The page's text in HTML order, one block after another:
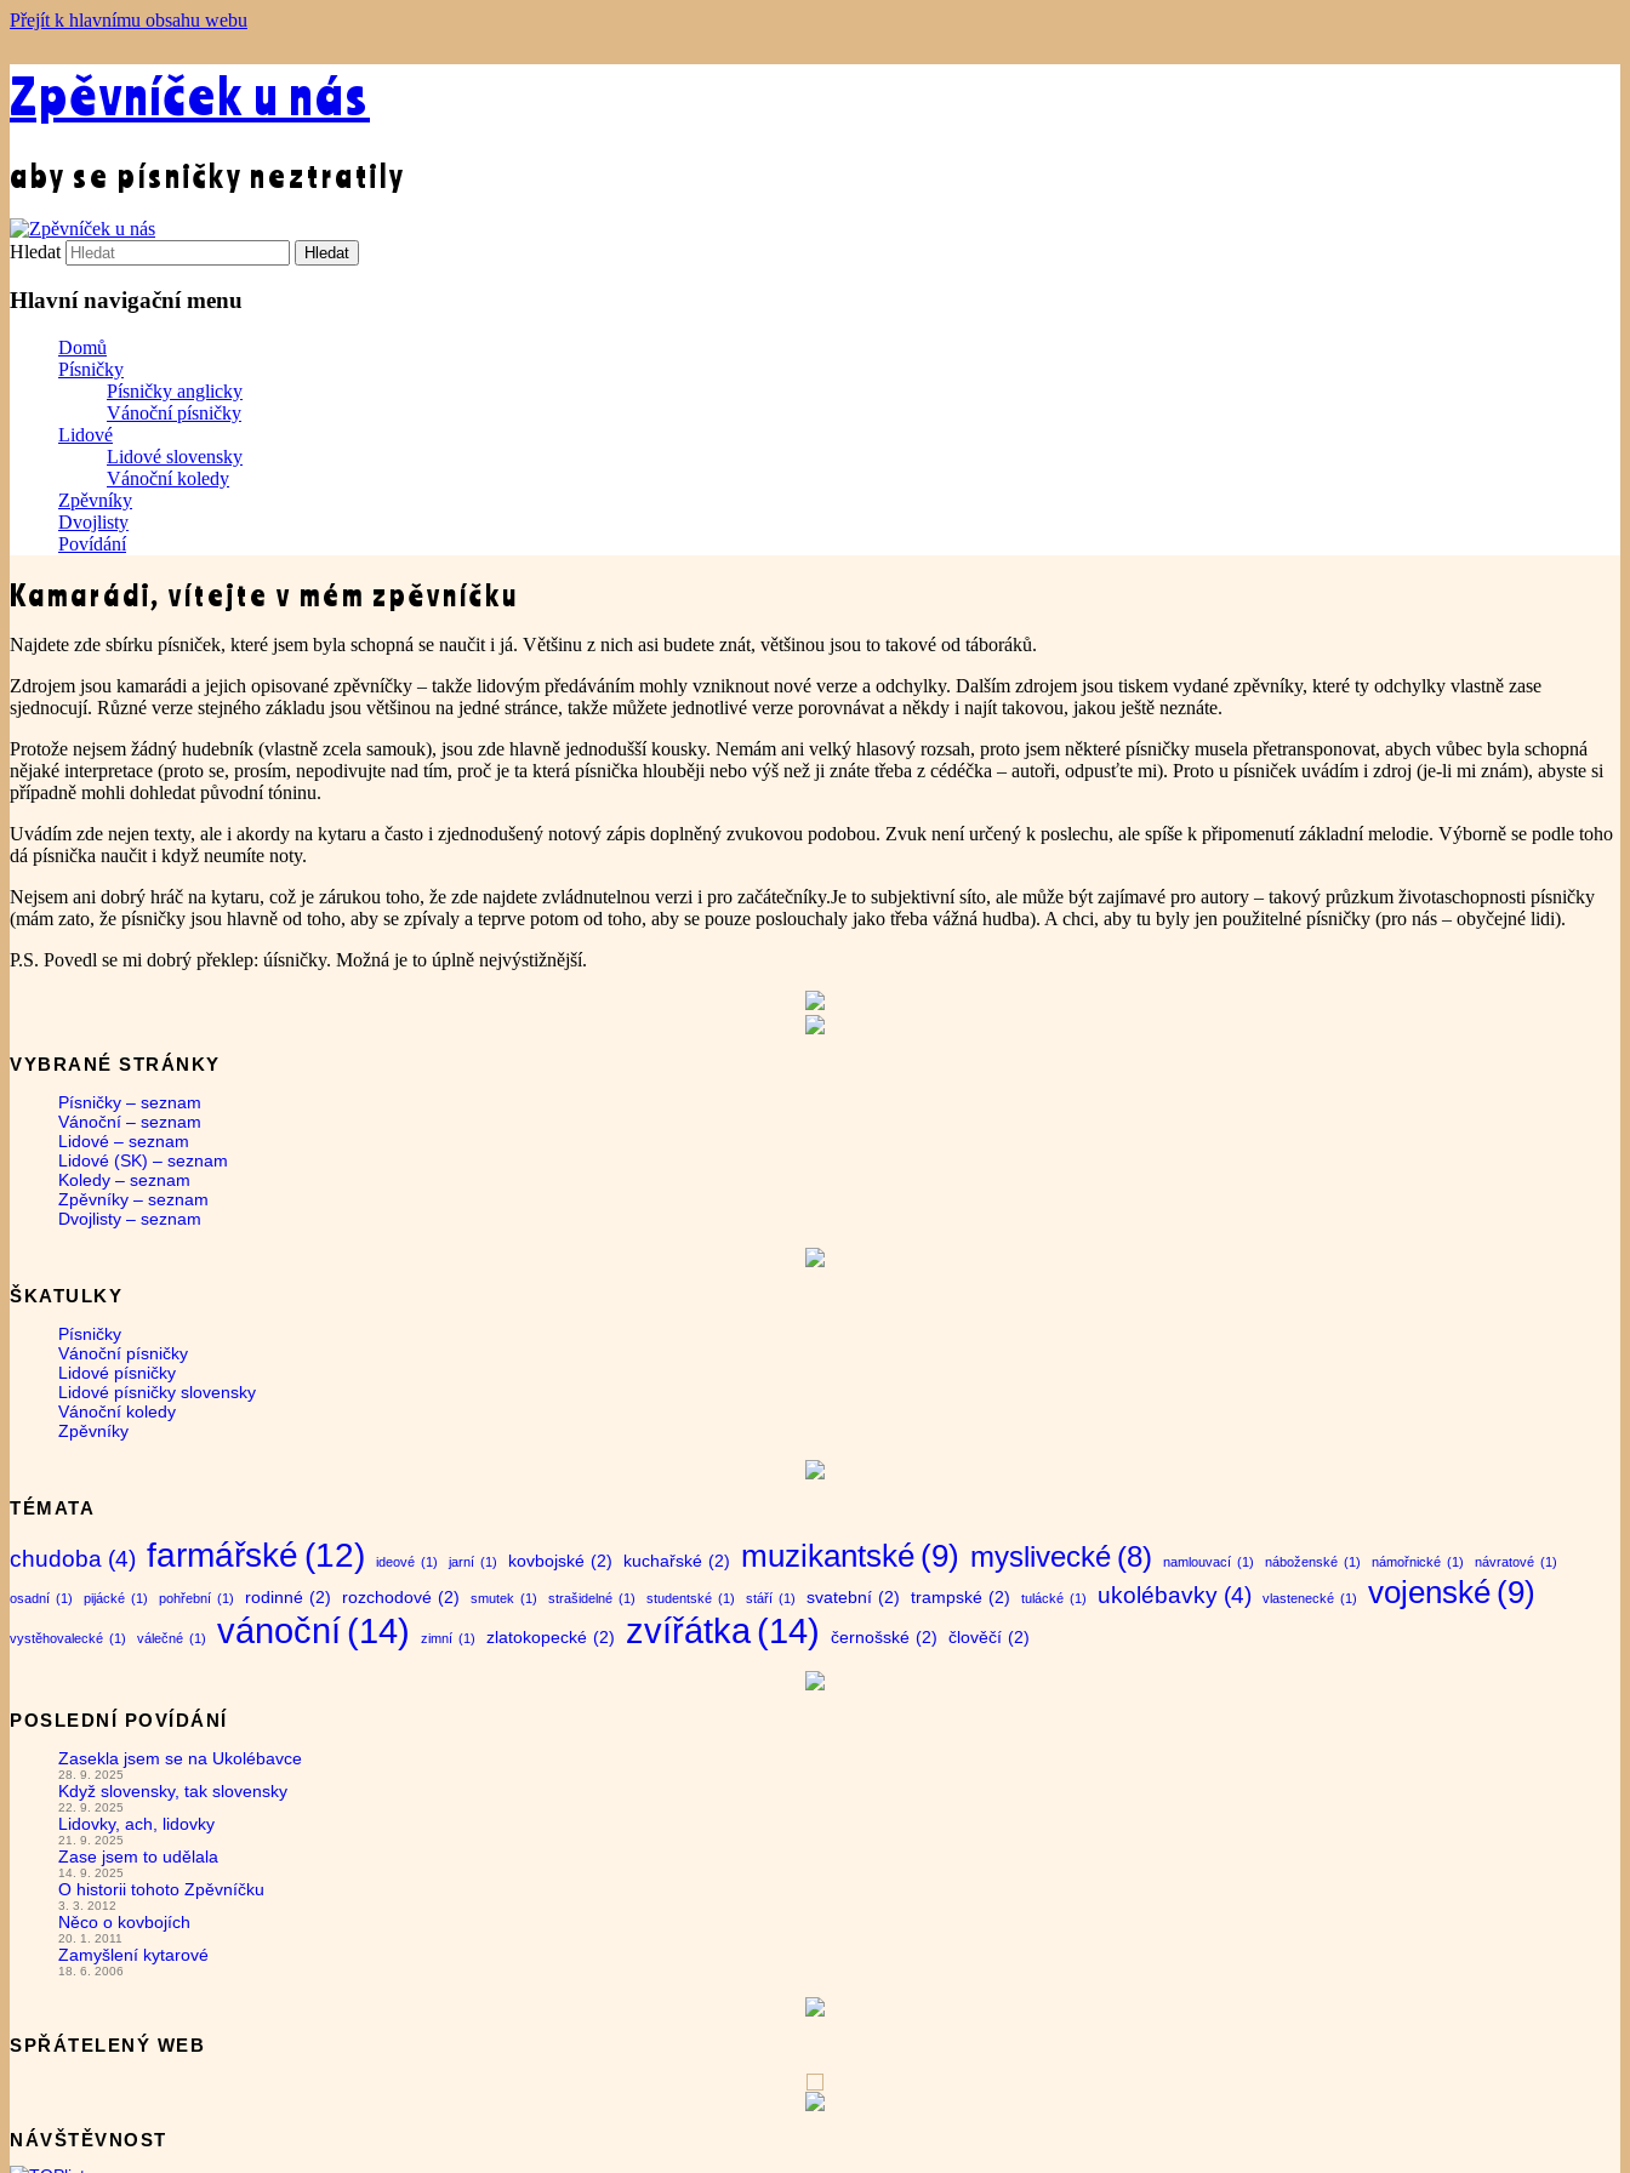
Přejít k hlavnímu obsahu webu
Zpěvníček u nás
aby se písničky neztratily
Hledat
Hlavní navigační menu
Domů
Písničky
Písničky anglicky
Vánoční písničky
Lidové
Lidové slovensky
Vánoční koledy
Zpěvníky
Dvojlisty
Povídání
Kamarádi, vítejte v mém zpěvníčku
Najdete zde sbírku písniček, které jsem byla schopná se naučit i já. Většinu z nich asi budete znát, většinou jsou to takové od táboráků.
Zdrojem jsou kamarádi a jejich opisované zpěvníčky – takže lidovým předáváním mohly vzniknout nové verze a odchylky. Dalším zdrojem jsou tiskem vydané zpěvníky, které ty odchylky vlastně zase
sjednocují. Různé verze stejného základu jsou většinou na jedné stránce, takže můžete jednotlivé verze porovnávat a někdy i najít takovou, jakou ještě neznáte.
Protože nejsem žádný hudebník (vlastně zcela samouk), jsou zde hlavně jednodušší kousky. Nemám ani velký hlasový rozsah, proto jsem některé písničky musela přetransponovat, abych vůbec byla schopná
nějaké interpretace (proto se, prosím, nepodivujte nad tím, proč je ta která písnička hlouběji nebo výš než ji znáte třeba z cédéčka – autoři, odpusťte mi). Proto u písniček uvádím i zdroj (je-li mi znám), abyste si
případně mohli dohledat původní tóninu.
Uvádím zde nejen texty, ale i akordy na kytaru a často i zjednodušený notový zápis doplněný zvukovou podobou. Zvuk není určený k poslechu, ale spíše k připomenutí základní melodie. Výborně se podle toho
dá písnička naučit i když neumíte noty.
Nejsem ani dobrý hráč na kytaru, což je zárukou toho, že zde najdete zvládnutelnou verzi i pro začátečníky.Je to subjektivní síto, ale může být zajímavé pro autory – takový průzkum životaschopnosti písničky
(mám zato, že písničky jsou hlavně od toho, aby se zpívaly a teprve potom od toho, aby se pouze poslouchaly jako třeba vážná hudba). A chci, aby tu byly jen použitelné písničky (pro nás – obyčejné lidi).
P.S. Povedl se mi dobrý překlep: úísničky. Možná je to úplně nejvýstižnější.
VYBRANÉ STRÁNKY
Písničky – seznam
Vánoční – seznam
Lidové – seznam
Lidové (SK) – seznam
Koledy – seznam
Zpěvníky – seznam
Dvojlisty – seznam
ŠKATULKY
Písničky
Vánoční písničky
Lidové písničky
Lidové písničky slovensky
Vánoční koledy
Zpěvníky
TÉMATA
chudoba (4) farmářské (12) ideové (1) jarní (1) kovbojské (2) kuchařské (2) muzikantské (9) myslivecké (8) namlouvací (1) náboženské (1) námořnické (1) návratové (1)
osadní (1) pijácké (1) pohřební (1) rodinné (2) rozchodové (2) smutek (1) strašidelné (1) studentské (1) stáří (1) svatební (2) trampské (2) tulácké (1) ukolébavky (4) vlastenecké (1) vojenské (9)
vystěhovalecké (1) válečné (1) vánoční(14) zimní (1) zlatokopecké (2) zvířátka(14) černošské (2) člověčí (2)
POSLEDNÍ POVÍDÁNÍ
Zasekla jsem se na Ukolébavce
28. 9. 2025
Když slovensky, tak slovensky
22. 9. 2025
Lidovky, ach, lidovky
21. 9. 2025
Zase jsem to udělala
14. 9. 2025
O historii tohoto Zpěvníčku
3. 3. 2012
Něco o kovbojích
20. 1. 2011
Zamyšlení kytarové
18. 6. 2006
SPŘÁTELENÝ WEB
NÁVŠTĚVNOST